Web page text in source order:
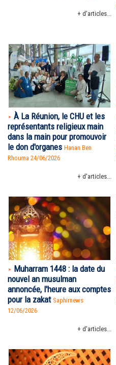
+ d'articles...
À La Réunion, le CHU et les
représentants religieux main
dans la main pour promouvoir
le don d'organes Hanan Ben
Rhouma 24/06/2026
+ d'articles...
Muharram 1448 : la date du
nouvel an musulman
annoncée, l'heure aux comptes
pour la zakat Saphirnews
12/06/2026
+ d'articles...